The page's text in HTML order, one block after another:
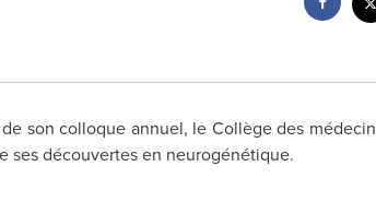
son colloque annuel, le Collège des
ses découvertes en neurogénétique.